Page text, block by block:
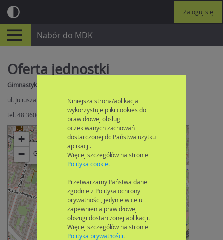
Zaloguj się
Nabór do MDK
Oferta jednostki
Gimnastyka artystyczna z elementami akrobatyki
ul. Juliusza Słowackiego 17, 26-610 Radom
tel. 48 3606202
Gimnastyka artystyczna z elementami akrobatyki
+
−
Niniejsza strona/aplikacja
wykorzystuje pliki cookies do
prawidłowej obsługi
oczekiwanych zachowań
dostarczonej do Państwa użytku
aplikacji.
Więcej szczegółów na stronie
Polityka cookie.
Przetwarzamy Państwa dane
zgodnie z Polityka ochrony
prywatności, jedynie w celu
zapewnienia prawidłowej
obsługi dostarczonej aplikacji.
Więcej szczegółów na stronie
Polityka prywatności.